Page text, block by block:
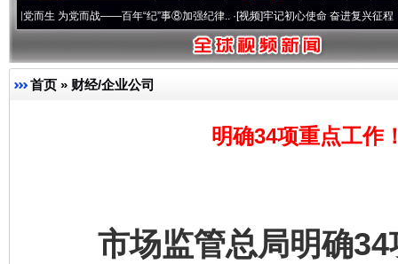
——百年“纪”事⑧加强纪律..·[视频]牢记初心使命 奋进复兴征程丨“转折之城”激荡..
首页 » 财经/企业公司
明确34项重点工作
市场监管总局明确34